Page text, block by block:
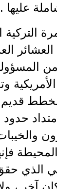
عليها .
مخطط
الذي
آخر ،